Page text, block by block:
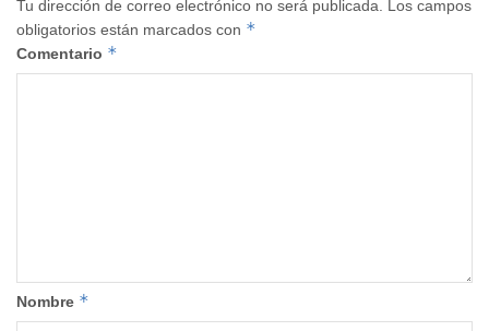
Tu dirección de correo electrónico no será publicada.
Los campos
obligatorios están marcados con *
Comentario *
Nombre *